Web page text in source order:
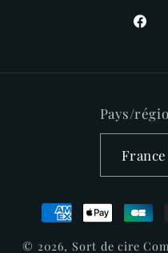
Pays/
Moyens
de
© 2026, Sort de cire